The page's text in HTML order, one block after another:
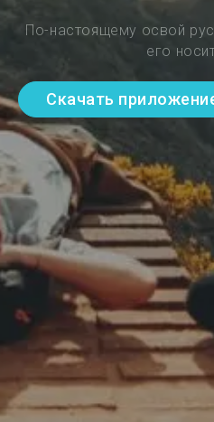
По-настоящему освой
его
Скачать